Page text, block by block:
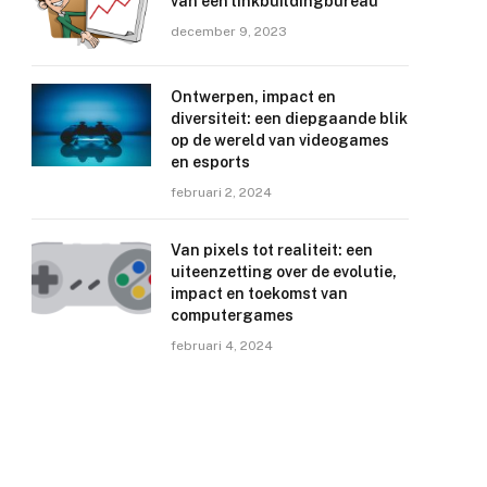
december 9, 2023
Ontwerpen, impact en
diversiteit: een diepgaande blik
op de wereld van videogames
en esports
februari 2, 2024
Van pixels tot realiteit: een
uiteenzetting over de evolutie,
impact en toekomst van
computergames
februari 4, 2024